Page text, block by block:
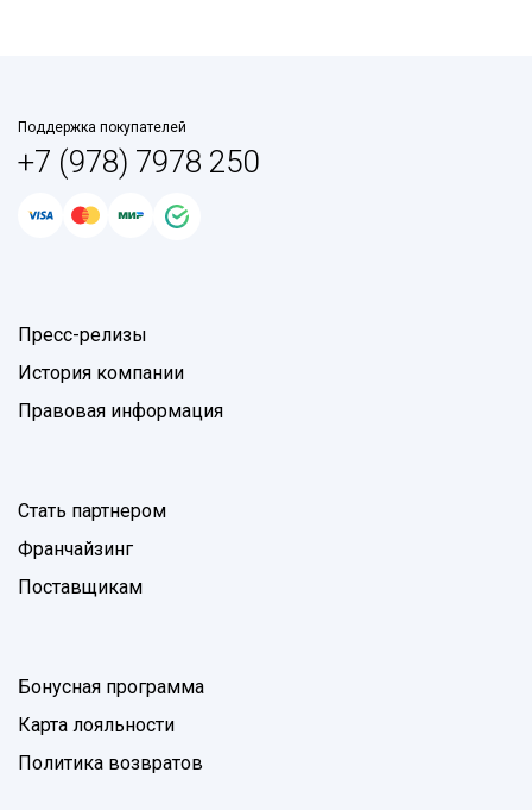
Поддержка покупателей
+7 (978) 7978 250
Пресс-релизы
История компании
Правовая информация
Стать партнером
Франчайзинг
Поставщикам
Бонусная программа
Карта лояльности
Политика возвратов